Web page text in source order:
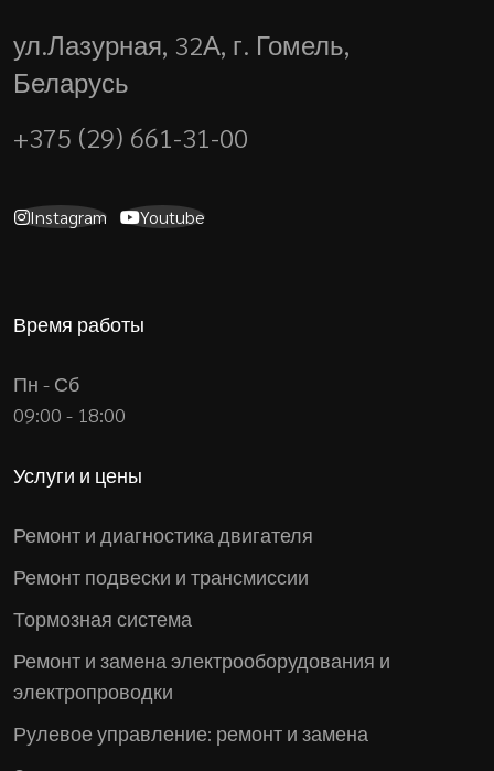
ул.Лазурная, 32А, г. Гомель,
Беларусь
+375 (29) 661-31-00
Instagram Youtube
Время работы
Пн - Сб
09:00 - 18:00
Услуги и цены
Ремонт и диагностика двигателя
Ремонт подвески и трансмиссии
Тормозная система
Ремонт и замена электрооборудования и
электропроводки
Рулевое управление: ремонт и замена